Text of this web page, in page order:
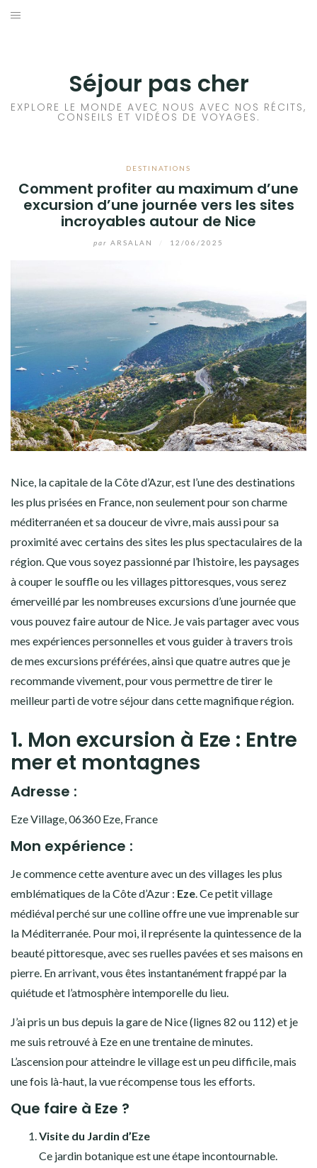
Aller
Séjour pas cher
EXPLORE LE MONDE AVEC NOUS AVEC NOS RÉCITS,
CONSEILS ET VIDÉOS DE VOYAGES.
DESTINATIONS
Comment profiter au maximum d’une
excursion d’une journée vers les sites
incroyables autour de Nice
par ARSALAN 12/06/2025
Nice, la capitale de la Côte d’Azur, est l’une des destinations
les plus prisées en France, non seulement pour son charme
méditerranéen et sa douceur de vivre, mais aussi pour sa
proximité avec certains des sites les plus spectaculaires de la
région. Que vous soyez passionné par l’histoire, les paysages
à couper le souffle ou les villages pittoresques, vous serez
émerveillé par les nombreuses excursions d’une journée que
vous pouvez faire autour de Nice. Je vais partager avec vous
mes expériences personnelles et vous guider à travers trois
de mes excursions préférées, ainsi que quatre autres que je
recommande vivement, pour vous permettre de tirer le
meilleur parti de votre séjour dans cette magnifique région.
1. Mon excursion à Eze : Entre
mer et montagnes
Adresse :
Eze Village, 06360 Eze, France
Mon expérience :
Je commence cette aventure avec un des villages les plus
emblématiques de la Côte d’Azur : Eze. Ce petit village
médiéval perché sur une colline offre une vue imprenable sur
la Méditerranée. Pour moi, il représente la quintessence de la
beauté pittoresque, avec ses ruelles pavées et ses maisons en
pierre. En arrivant, vous êtes instantanément frappé par la
quiétude et l’atmosphère intemporelle du lieu.
J’ai pris un bus depuis la gare de Nice (lignes 82 ou 112) et je
me suis retrouvé à Eze en une trentaine de minutes.
L’ascension pour atteindre le village est un peu difficile, mais
une fois là-haut, la vue récompense tous les efforts.
Que faire à Eze ?
Visite du Jardin d’Eze
Ce jardin botanique est une étape incontournable.
HÔTEL
TRANSPORTS